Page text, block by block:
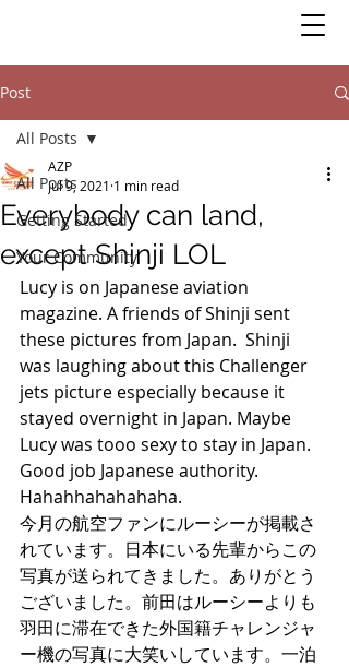
Post
All Posts
Getting Started
Your Community
All Posts
Everybody can land,
except Shinji LOL
AZP
Jul 9, 2021 1 min read
Lucy is on Japanese aviation
magazine. A friends of Shinji sent
these pictures from Japan.  Shinji
was laughing about this Challenger
jets picture especially because it
stayed overnight in Japan. Maybe
Lucy was tooo sexy to stay in Japan.
Good job Japanese authority.
Hahahhahahahaha.
今月の航空ファンにルーシーが掲載さ
れています。日本にいる先輩からこの
写真が送られてきました。ありがとう
ございました。前田はルーシーよりも
羽田に滞在できた外国籍チャレンジャ
ー機の写真に大笑いしています。一泊